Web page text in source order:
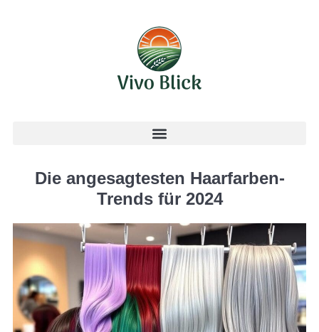
Die angesagtesten Haarfarben-
Trends für 2024